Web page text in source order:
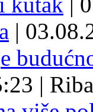
|
| Riba